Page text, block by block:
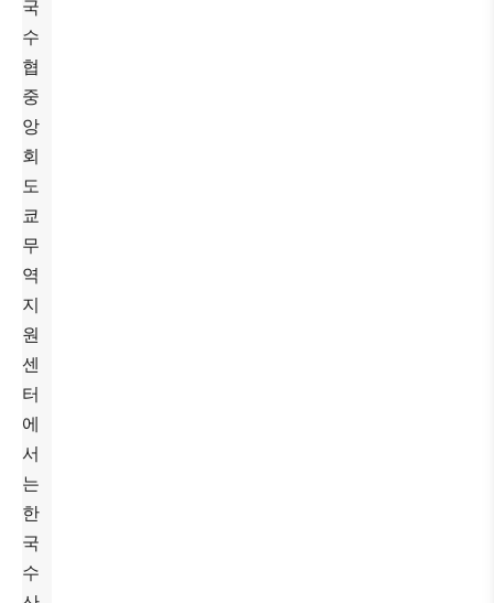
국
수
협
중
앙
회
도
쿄
무
역
지
원
센
터
에
서
는
한
국
수